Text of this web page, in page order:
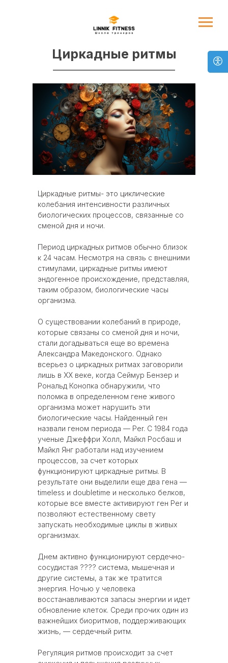
Циркадные ритмы
Циркадные ритмы- это циклические
колебания интенсивности различных
биологических процессов, связанные со
сменой дня и ночи.
Период циркадных ритмов обычно близок
к 24 часам. Несмотря на связь с внешними
стимулами, циркадные ритмы имеют
эндогенное происхождение, представляя,
таким образом, биологические часы
организма.
О существовании колебаний в природе,
которые связаны со сменой дня и ночи,
стали догадываться еще во времена
Александра Македонского. Однако
всерьез о циркадных ритмах заговорили
лишь в XX веке, когда Сеймур Бензер и
Рональд Конопка обнаружили, что
поломка в определенном гене живого
организма может нарушить эти
биологические часы. Найденный ген
назвали геном периода — Per. C 1984 года
ученые Джеффри Холл, Майкл Росбаш и
Майкл Янг работали над изучением
процессов, за счет которых
функционируют циркадные ритмы. В
результате они выделили еще два гена —
timeless и doubletime и несколько белков,
которые все вместе активируют ген Per и
позволяют естественному свету
запускать необходимые циклы в живых
организмах.
Днем активно функционируют сердечно-
сосудистая ???? система, мышечная и
другие системы, а так же тратится
энергия. Ночью у человека
восстанавливаются запасы энергии и идет
обновление клеток. Среди прочих один из
важнейших биоритмов, поддерживающих
жизнь, — сердечный ритм.
Регуляция ритмов происходит за счет